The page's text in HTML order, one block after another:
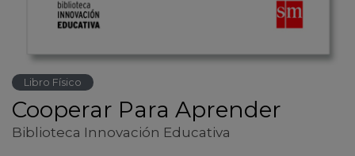
Libro Físico
Cooperar Para Aprender
Biblioteca Innovación Educativa